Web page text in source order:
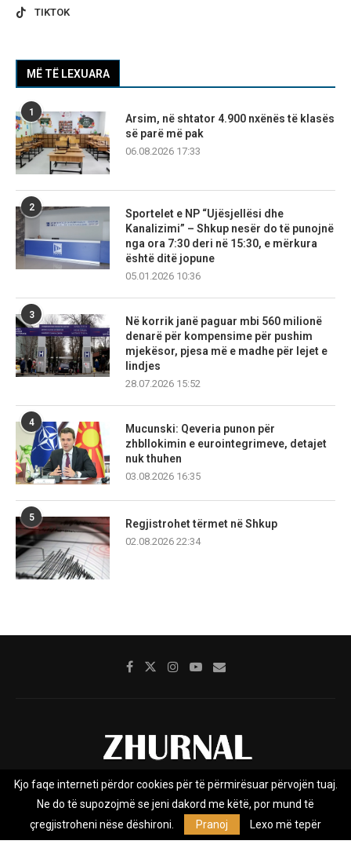
TIKTOK
MË TË LEXUARA
1
Arsim, në shtator 4.900 nxënës të klasës
së parë më pak
06.08.2026 17:33
2
Sportelet e NP “Ujësjellësi dhe
Kanalizimi” – Shkup nesër do të punojnë
nga ora 7:30 deri në 15:30, e mërkura
është ditë jopune
05.01.2026 10:36
3
Në korrik janë paguar mbi 560 milionë
denarë për kompensime për pushim
mjekësor, pjesa më e madhe për lejet e
lindjes
28.07.2026 15:52
4
Mucunski: Qeveria punon për
zhbllokimin e eurointegrimeve, detajet
nuk thuhen
03.08.2026 16:35
5
Regjistrohet tërmet në Shkup
02.08.2026 22:34
Rreth nesh Impresumi Marketing
Privacy Policy
Zhurnal.mk është Agjenci e Lajmeve e pavarur, e themeluar në vitin
Kjo faqe interneti përdor cookies për të përmirësuar përvojën tuaj.
Ne do të supozojmë se jeni dakord me këtë, por mund të
çregjistroheni nëse dëshironi.
Pranoj Lexo më tepër